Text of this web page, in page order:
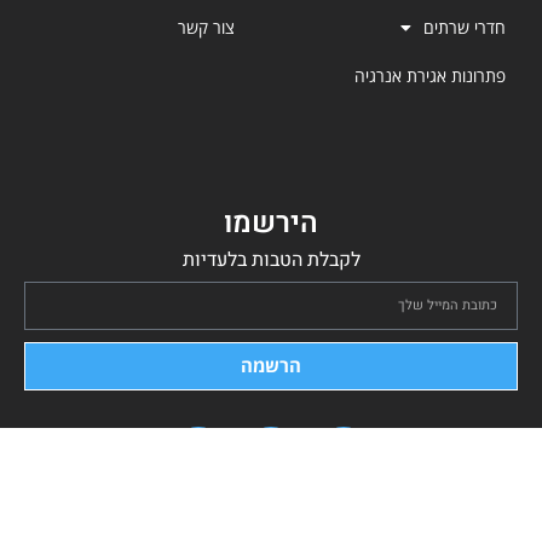
חדרי שרתים
פתרונות אגירת אנרגיה
צור קשר
הירשמו
לקבלת הטבות בלעדיות
הרשמה